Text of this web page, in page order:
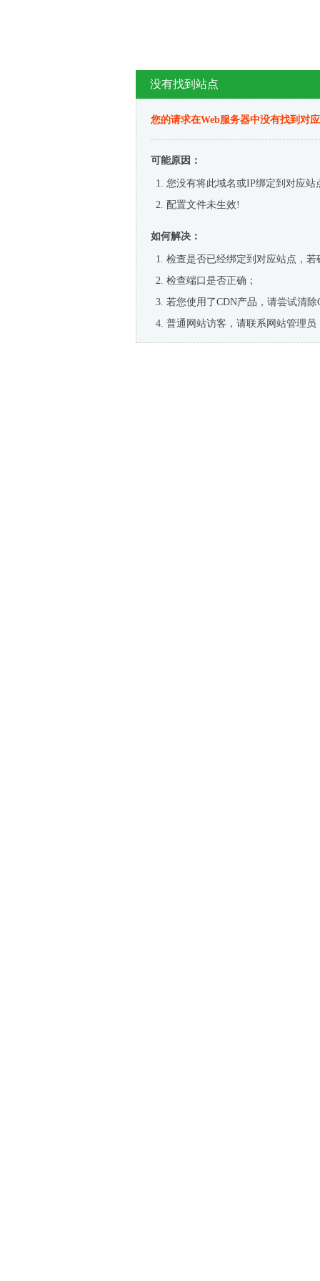
没有找到站点
您的请求在Web服务器中没有找到对
可能原因：
您没有将此域名或IP绑定到对应站
配置文件未生效!
如何解决：
检查是否已经绑定到对应站点，
检查端口是否正确；
若您使用了CDN产品，请尝试清除
普通网站访客，请联系网站管理员